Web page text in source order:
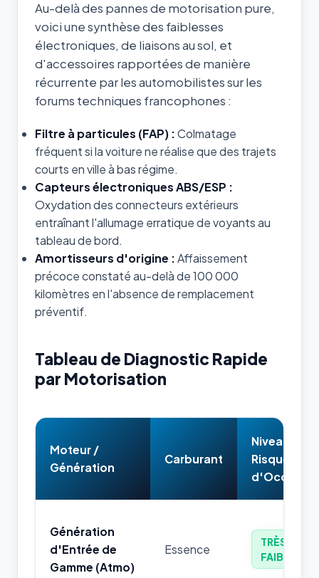
Au-delà des pannes de motorisation pure,
voici une synthèse des faiblesses
électroniques, de liaisons au sol, et
d'accessoires rapportées de manière
récurrente par les automobilistes sur les
forums techniques francophones :
Filtre à particules (FAP) :Colmatage
fréquent si la voiture ne réalise que des trajets
courts en ville à bas régime.
Capteurs électroniques ABS/ESP :
Oxydation des connecteurs extérieurs
entraînant l'allumage erratique de voyants au
tableau de bord.
Amortisseurs d'origine :Affaissement
précoce constaté au-delà de 100 000
kilomètres en l'absence de remplacement
préventif.
Tableau de Diagnostic Rapide
par Motorisation
Moteur /
Génération
Carburant
Niveau de
Risque
d'Occasion
Génération
d'Entrée de
Gamme (Atmo)
Essence
TRÈS
FAIBLE